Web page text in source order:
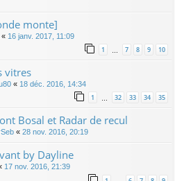
monte]
« 16 janv. 2017, 11:09
1 … 7 8 9 10
vitres
« 18 déc. 2016, 14:34
1 … 32 33 34 35
Bosal et Radar de recul
« 28 nov. 2016, 20:19
by Dayline
17 nov. 2016, 21:39